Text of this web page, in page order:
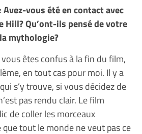
vous été en contact avec
Hill? Qu’ont-ils pensé de votre
mythologie?
vous êtes confus à la fin du film,
en tout cas pour moi. Il y a
s’y trouve, si vous décidez de
pas rendu clair. Le film
de coller les morceaux
que tout le monde ne veut pas ce